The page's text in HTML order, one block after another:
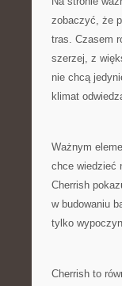
zobaczyć, że
tras. Czasem
szerzej, z
nie chcą
klimat
Ważnym
chce wiedzieć
Cherrish
w budowaniu
tylko
Cherrish to